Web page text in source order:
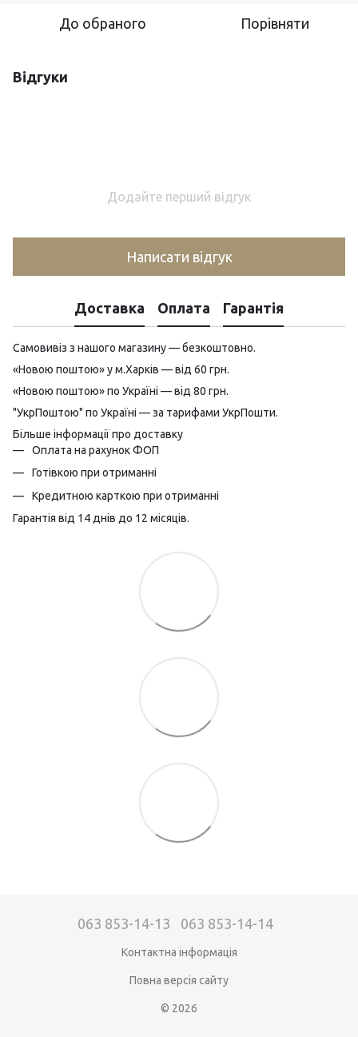
До обраного Порівняти
Відгуки
Додайте перший відгук
Написати відгук
Доставка Оплата Гарантія
Самовивіз з нашого магазину — безкоштовно.
«Новою поштою» у м.Харків — від 60 грн.
«Новою поштою» по Україні — від 80 грн.
"УкрПоштою" по Україні — за тарифами УкрПошти.
Більше інформації про доставку
Оплата на рахунок ФОП
Готівкою при отриманні
Кредитною карткою при отриманні
Гарантія від 14 днів до 12 місяців.
063 853-14-13 063 853-14-14
Контактна інформація
Повна версія сайту
© 2026